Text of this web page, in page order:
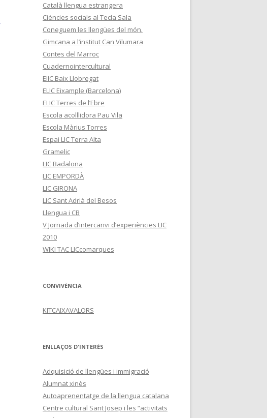
Català llengua estrangera
Ciències socials al Tecla Sala
Coneguem les llengües del món.
Gimcana a l’institut Can Vilumara
Contes del Marroc
Cuadernointercultural
ElIC Baix Llobregat
ELIC Eixample (Barcelona)
ELIC Terres de l’Ebre
Escola acolllidora Pau Vila
Escola Màrius Torres
Espai LIC Terra Alta
Gramelic
LIC Badalona
LIC EMPORDÀ
LIC GIRONA
LIC Sant Adrià del Besos
Llengua i CB
V Jornada d’intercanvi d’experiències LIC
2010
WIKI TAC LICcomarques
CONVIVÈNCIA
KITCAIXAVALORS
ENLLAÇOS D'INTERÈS
Adquisició de llengües i immigració
Alumnat xinès
Autoaprenentatge de la llengua catalana
Centre cultural Sant Josep i les “activitats